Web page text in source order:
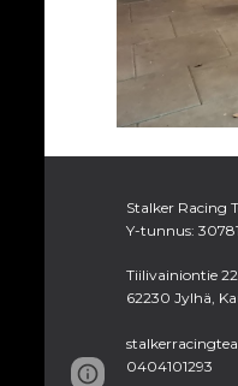
Stalker Racing
Y-tunnus:
Tiilivainiontie 22
62230 Jylhä,
0404101293
Page